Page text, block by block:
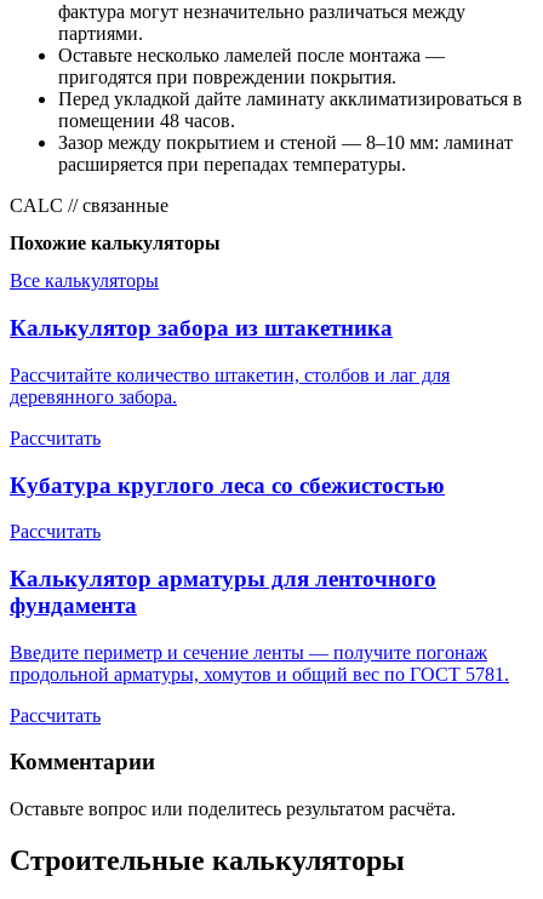
фактура могут незначительно различаться между
партиями.
Оставьте несколько ламелей после монтажа —
пригодятся при повреждении покрытия.
Перед укладкой дайте ламинату акклиматизироваться в
помещении 48 часов.
Зазор между покрытием и стеной — 8–10 мм: ламинат
расширяется при перепадах температуры.
CALC // связанные
Похожие калькуляторы
Все калькуляторы
Калькулятор забора из штакетника
Рассчитайте количество штакетин, столбов и лаг для
деревянного забора.
Рассчитать
Кубатура круглого леса со сбежистостью
Рассчитать
Калькулятор арматуры для ленточного
фундамента
Введите периметр и сечение ленты — получите погонаж
продольной арматуры, хомутов и общий вес по ГОСТ 5781.
Рассчитать
Комментарии
Оставьте вопрос или поделитесь результатом расчёта.
Строительные калькуляторы